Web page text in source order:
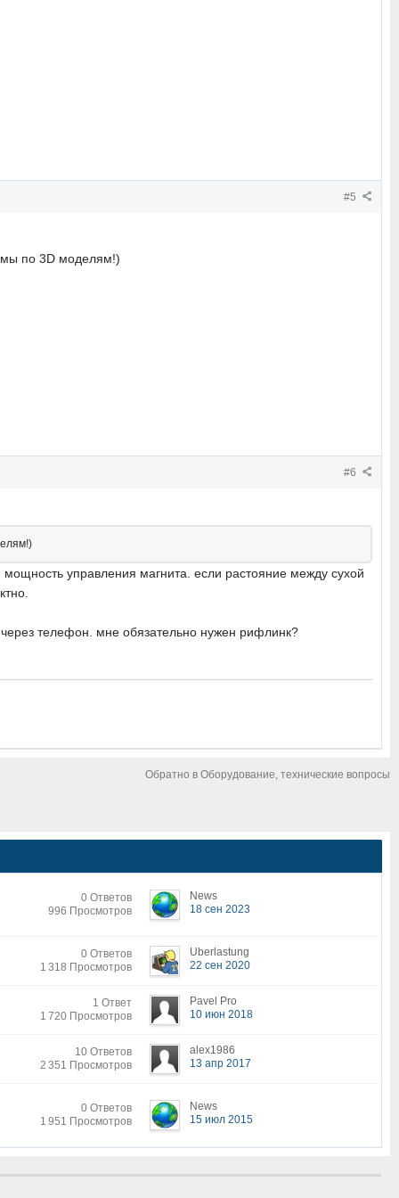
#5
по 3D моделям!)
#6
управления магнита. если растояние между сухой
телефон. мне обязательно нужен рифлинк?
Обратно в Оборудование, технические вопросы
0 Ответов
996 Просмотров
News
18 сен 2023
0 Ответов
1 318 Просмотров
Uberlastung
22 сен 2020
1 Ответ
1 720 Просмотров
Pavel Pro
10 июн 2018
10 Ответов
2 351 Просмотров
alex1986
13 апр 2017
0 Ответов
1 951 Просмотров
News
15 июл 2015